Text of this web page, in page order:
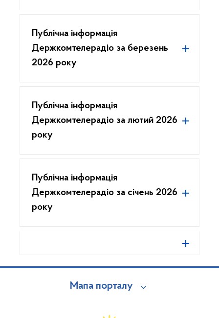
Публічна інформація
Держкомтелерадіо за березень
2026 року
Публічна інформація
Держкомтелерадіо за лютий 2026
року
Публічна інформація
Держкомтелерадіо за січень 2026
року
Мапа порталу